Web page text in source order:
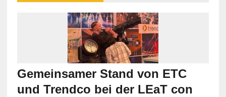
Gemeinsamer Stand von ETC
und Trendco bei der LEaT con